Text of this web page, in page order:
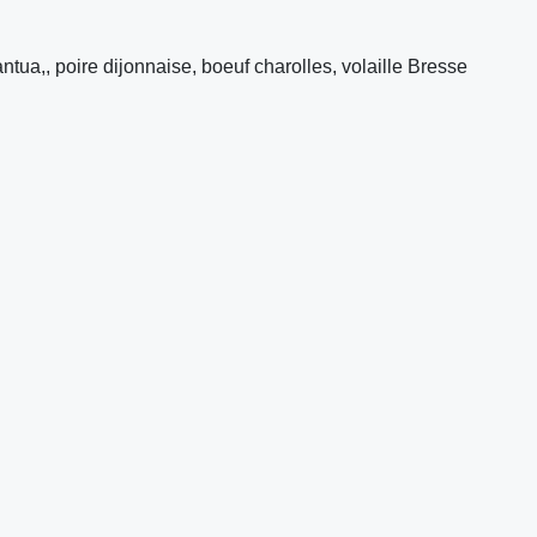
poire dijonnaise, boeuf charolles, volaille Bresse